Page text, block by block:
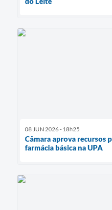
08 JUN 2026 - 18h25
Câmara aprova recursos
farmácia básica na UPA